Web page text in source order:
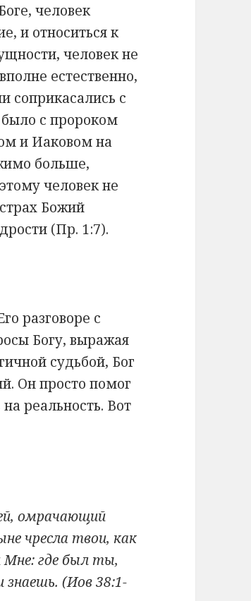
человек
и относиться к
человек не
естественно,
соприкасались с
было с пророком
и Иаковом на
больше,
человек не
Божий
(Пр. 1:7).
разговоре с
Богу, выражая
судьбой, Бог
Он просто помог
реальность. Вот
омрачающий
чресла твои, как
Мне: где был ты,
знаешь. (Иов 38:1-